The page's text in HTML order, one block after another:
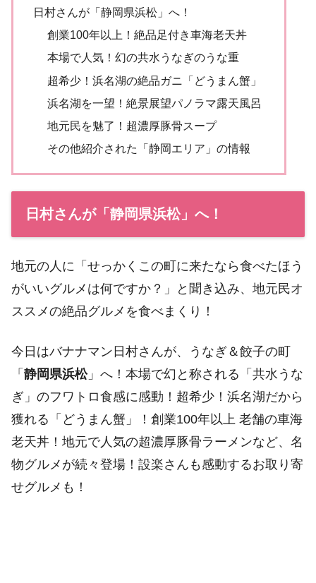
日村さんが「静岡県浜松」へ！
創業100年以上！絶品足付き車海老天丼
本場で人気！幻の共水うなぎのうな重
超希少！浜名湖の絶品ガニ「どうまん蟹」
浜名湖を一望！絶景展望パノラマ露天風呂
地元民を魅了！超濃厚豚骨スープ
その他紹介された「静岡エリア」の情報
日村さんが「静岡県浜松」へ！
地元の人に「せっかくこの町に来たなら食べたほう
がいいグルメは何ですか？」と聞き込み、地元民オ
ススメの絶品グルメを食べまくり！
今日はバナナマン日村さんが、うなぎ＆餃子の町
「 静岡県浜松」へ！本場で幻と称される「共水うな
ぎ」のフワトロ食感に感動！超希少！浜名湖だから
獲れる「どうまん蟹」！創業100年以上 老舗の車海
老天丼！地元で人気の超濃厚豚骨ラーメンなど、名
物グルメが続々登場！設楽さんも感動するお取り寄
せグルメも！